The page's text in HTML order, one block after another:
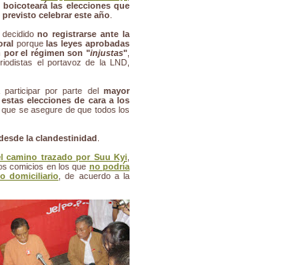
boicoteará las elecciones que
celebrar este año
decididono registrarse ante la
porquelas leyes aprobadas
por el régimen son "injustas"
el portavoz de la LND,
participar por parte delmayor
elecciones de cara a los
se asegure de que todos los
la clandestinidad
camino trazado por Suu Kyi
comicios en los que no podría
domiciliario , de acuerdo a la